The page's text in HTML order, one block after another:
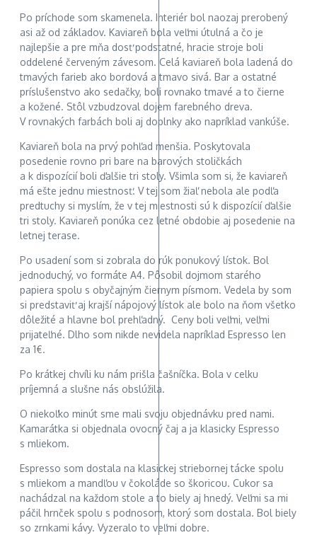
Po príchode som skamenela. Interiér bol naozaj prerobený
asi až od základov. Kaviareň bola veľmi útulná a čo je
najlepšie a pre mňa dosť podstatné, hracie stroje boli
oddelené červeným závesom. Celá kaviareň bola ladená do
tmavých farieb ako bordová a tmavo sivá. Bar a ostatné
príslušenstvo ako sedačky, boli rovnako tmavé a to čierne
a kožené. Stôl vzbudzoval dojem farebného dreva.
V rovnakých farbách boli aj doplnky ako napríklad vankúše.
Kaviareň bola na prvý pohľad menšia. Poskytovala
posedenie rovno pri bare na barových stoličkách
a k dispozícií boli ďalšie tri stoly. Všimla som si, že kaviareň
má ešte jednu miestnosť. V tej som žiaľ nebola ale podľa
predtuchy si myslím, že v tej miestnosti sú k dispozícií ďalšie
tri stoly. Kaviareň ponúka cez letné obdobie aj posedenie na
letnej terase.
Po usadení som si zobrala do rúk ponukový lístok. Bol
jednoduchý, vo formáte A4. Pôsobil dojmom starého
papiera spolu s obyčajným čiernym písmom. Vedela by som
si predstaviť aj krajší nápojový lístok ale bolo na ňom všetko
dôležité a hlavne bol prehľadný. Ceny boli veľmi, veľmi
prijateľné. Dlho som nikde nevidela napríklad Espresso len
za 1€.
Po krátkej chvíli ku nám prišla čašníčka. Bola v celku
príjemná a slušne nás obslúžila.
O niekoľko minút sme mali svoju objednávku pred nami.
Kamarátka si objednala ovocný čaj a ja klasicky Espresso
s mliekom.
Espresso som dostala na klasickej striebornej tácke spolu
s mliekom a mandľou v čokoláde so škoricou. Cukor sa
nachádzal na každom stole a to biely aj hnedý. Veľmi sa mi
páčil hrnček spolu s podnosom, ktorý som dostala. Bol biely
so zrnkami kávy. Vyzeralo to veľmi dobre.